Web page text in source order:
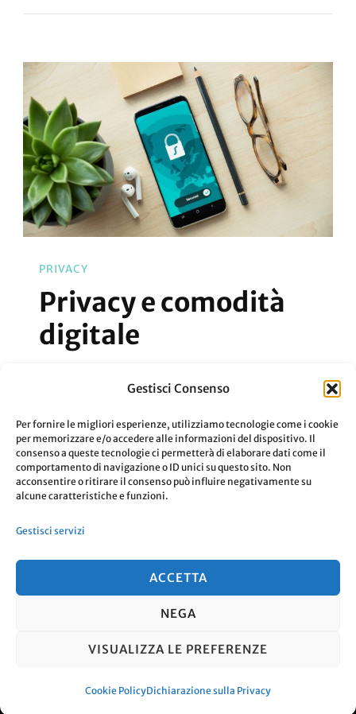
Gestisci Consenso
Per fornire le migliori esperienze, utilizziamo tecnologie come i cookie
per memorizzare e/o accedere alle informazioni del dispositivo. Il
consenso a queste tecnologie ci permetterà di elaborare dati come il
comportamento di navigazione o ID unici su questo sito. Non
acconsentire o ritirare il consenso può influire negativamente su
alcune caratteristiche e funzioni.
Gestisci servizi
ACCETTA
NEGA
VISUALIZZA LE PREFERENZE
Cookie PolicyDichiarazione sulla Privacy
Binomio
Da
Rivedere
PRIVACY
Privacy e comodità
digitale
Al giorno d’oggi, avere una comodità
della nostra privacy.
Aggiornato Il 3 Agosto 2020 0 CommentiSu
Digitale
riservati.Travel Nomad | Sviluppato da
Blossom Themes . Powered by WordPress